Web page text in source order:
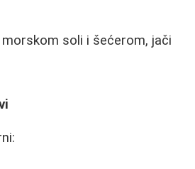
morskom soli i šećerom, jači